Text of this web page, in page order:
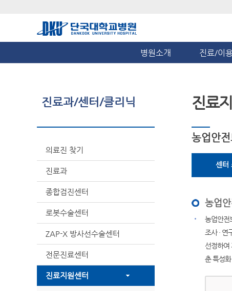
병원소개 진료/이
진료과/센터/클리닉
의료진 찾기
진료과
종합검진센터
로봇수술센터
ZAP-X 방사선수술센터
전문진료센터
진료지원센터
진료
농업안
센터
농업
농업안전
조사 ·
선정하여
춘 특성